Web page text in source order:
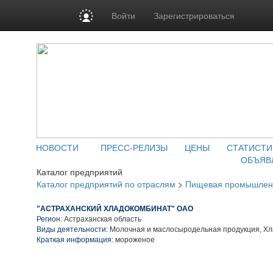
Войти Зарегистрироваться
НОВОСТИ ПРЕСС-РЕЛИЗЫ ЦЕНЫ
Каталог предприятий
Каталог предприятий по отраслям > Пищевая
"АСТРАХАНСКИЙ ХЛАДОКОМБИНАТ" ОАО
Регион: Астраханская область
Виды деятельности: Молочная и маслосыродельная продукция,
Краткая информация: мороженое